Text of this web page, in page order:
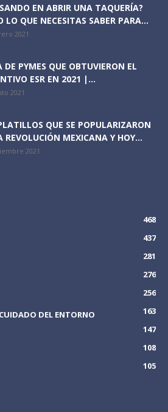
EN ABRIR UNA TAQUERÍA?
LO QUE NECESITAS SABER PARA...
2021
DE PYMES QUE OBTUVIERON EL
ESR EN 2021 |...
2021
QUE SE POPULARIZARON
REVOLUCIÓN MEXICANA Y HOY...
2021
468
437
281
276
256
DEL ENTORNO
163
147
108
105